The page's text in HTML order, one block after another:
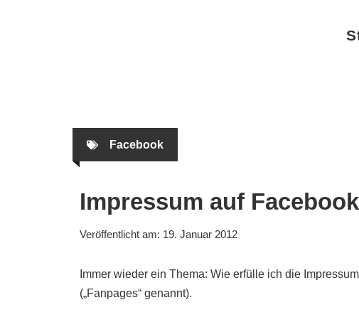
Facebook
Impressum auf
Veröffentlicht am: 19. Januar 2012
Immer wieder ein Thema: Wie erfülle ich die
(„Fanpages“ genannt).